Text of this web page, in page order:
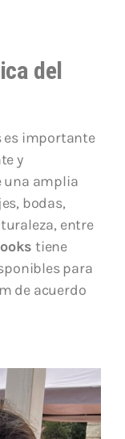
del
es importante
y
una amplia
bodas,
entre
tiene
para
de acuerdo